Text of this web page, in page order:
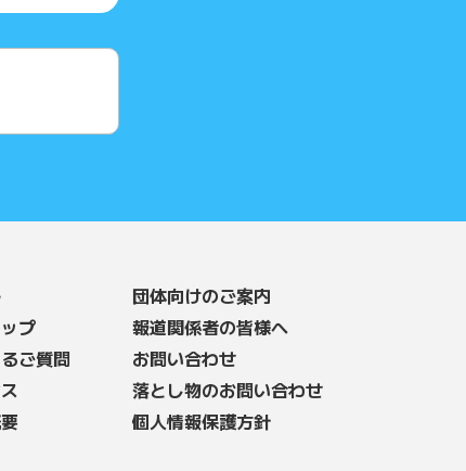
プ
ご質問
団体向けのご案内
報道関係者の皆様へ
お問い合わせ
落とし物のお問い合わせ
個人情報保護方針